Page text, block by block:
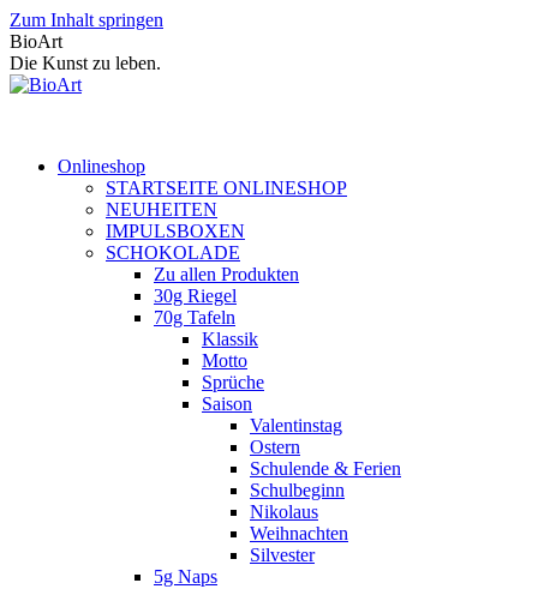
Zum Inhalt springen
BioArt
Die Kunst zu leben.
Onlineshop
STARTSEITE ONLINESHOP
NEUHEITEN
IMPULSBOXEN
SCHOKOLADE
Zu allen Produkten
30g Riegel
70g Tafeln
Klassik
Motto
Sprüche
Saison
Valentinstag
Ostern
Schulende & Ferien
Schulbeginn
Nikolaus
Weihnachten
Silvester
5g Naps